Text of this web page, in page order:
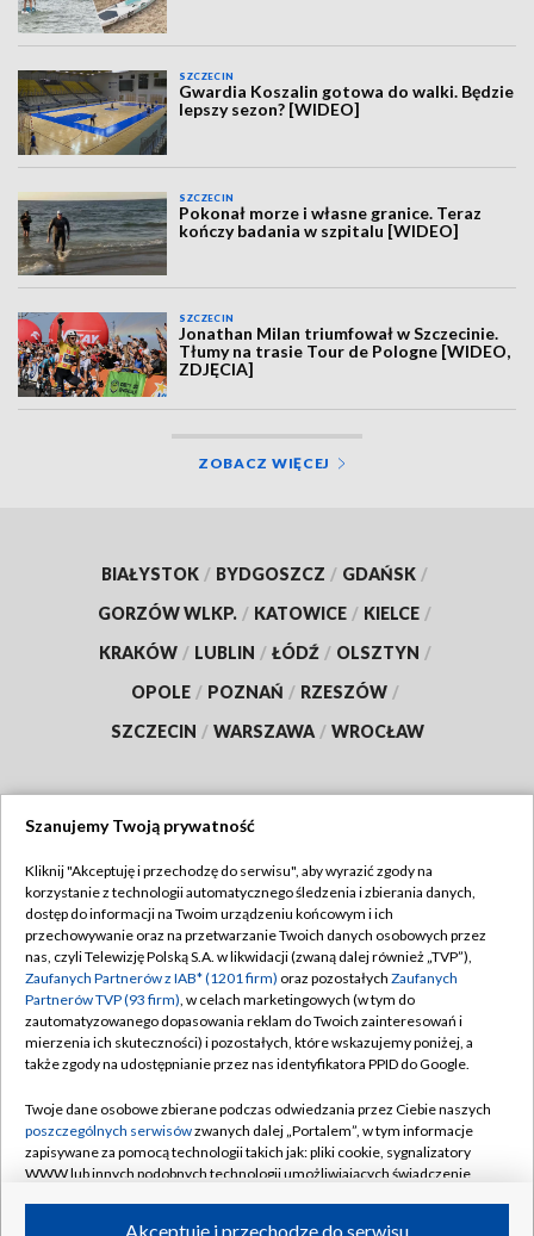
SZCZECIN
Gwardia Koszalin gotowa do walki. Będzie
lepszy sezon? [WIDEO]
SZCZECIN
Pokonał morze i własne granice. Teraz
kończy badania w szpitalu [WIDEO]
SZCZECIN
Jonathan Milan triumfował w Szczecinie.
Tłumy na trasie Tour de Pologne [WIDEO,
ZDJĘCIA]
ZOBACZ WIĘCEJ
BIAŁYSTOK / BYDGOSZCZ / GDAŃSK /
GORZÓW WLKP. / KATOWICE / KIELCE /
KRAKÓW / LUBLIN / ŁÓDŹ / OLSZTYN /
OPOLE / POZNAŃ / RZESZÓW /
SZCZECIN / WARSZAWA / WROCŁAW
TVP
Abonament TVP
Emisja w TVP
Centrum informacji TVP
Naziemna Telewizja Cyfrowa
Rada Programowa
System NOS
Informacje o nadawcy
Regulamin TVP
Polityka prywatności
Moje zgody
Pomoc
Kontakt
Kanały
Szanujemy Twoją prywatność
Kliknij "Akceptuję i przechodzę do serwisu", aby wyrazić zgody na
korzystanie z technologii automatycznego śledzenia i zbierania danych,
dostęp do informacji na Twoim urządzeniu końcowym i ich
przechowywanie oraz na przetwarzanie Twoich danych osobowych przez
nas, czyli Telewizję Polską S.A. w likwidacji (zwaną dalej również „TVP”),
Zaufanych Partnerów z IAB* (1201 firm) oraz pozostałych Zaufanych
Partnerów TVP (93 firm), w celach marketingowych (w tym do
zautomatyzowanego dopasowania reklam do Twoich zainteresowań i
mierzenia ich skuteczności) i pozostałych, które wskazujemy poniżej, a
także zgody na udostępnianie przez nas identyfikatora PPID do Google.
Twoje dane osobowe zbierane podczas odwiedzania przez Ciebie naszych
poszczególnych serwisówzwanych dalej „Portalem”, w tym informacje
zapisywane za pomocą technologii takich jak: pliki cookie, sygnalizatory
WWW lub innych podobnych technologii umożliwiających świadczenie
Akceptuję i przechodzę do serwisu